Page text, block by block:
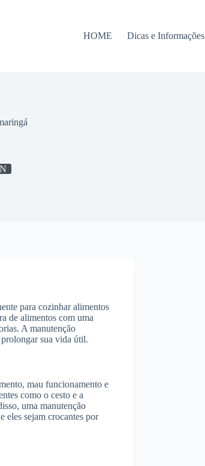
HOME Dicas e Informações
N
para cozinhar alimentos
de alimentos com uma
A manutenção
sua vida útil.
mau funcionamento e
como o cesto e a
uma manutenção
eles sejam crocantes por